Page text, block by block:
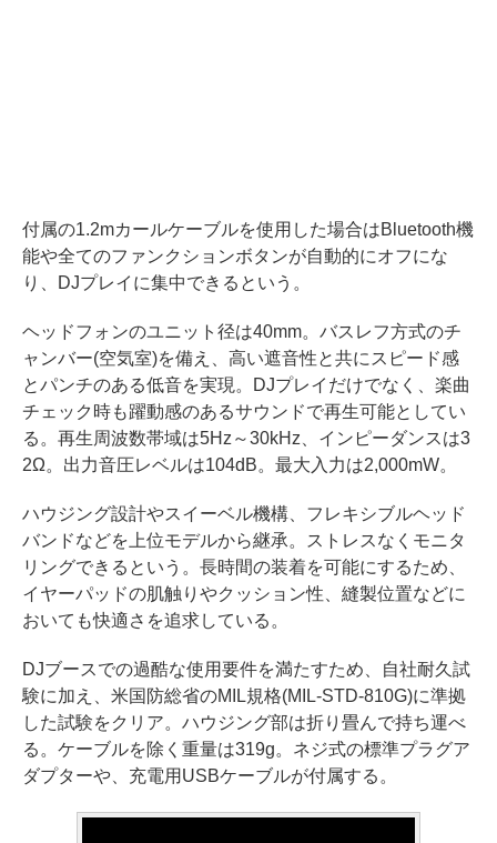
付属の1.2mカールケーブルを使用した場合はBluetooth機
能や全てのファンクションボタンが自動的にオフにな
り、DJプレイに集中できるという。
ヘッドフォンのユニット径は40mm。バスレフ方式のチ
ャンバー(空気室)を備え、高い遮音性と共にスピード感
とパンチのある低音を実現。DJプレイだけでなく、楽曲
チェック時も躍動感のあるサウンドで再生可能としてい
る。再生周波数帯域は5Hz～30kHz、インピーダンスは3
2Ω。出力音圧レベルは104dB。最大入力は2,000mW。
ハウジング設計やスイーベル機構、フレキシブルヘッド
バンドなどを上位モデルから継承。ストレスなくモニタ
リングできるという。長時間の装着を可能にするため、
イヤーパッドの肌触りやクッション性、縫製位置などに
おいても快適さを追求している。
DJブースでの過酷な使用要件を満たすため、自社耐久試
験に加え、米国防総省のMIL規格(MIL-STD-810G)に準拠
した試験をクリア。ハウジング部は折り畳んで持ち運べ
る。ケーブルを除く重量は319g。ネジ式の標準プラグア
ダプターや、充電用USBケーブルが付属する。